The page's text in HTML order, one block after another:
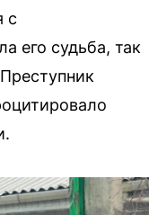
с
его судьба, так